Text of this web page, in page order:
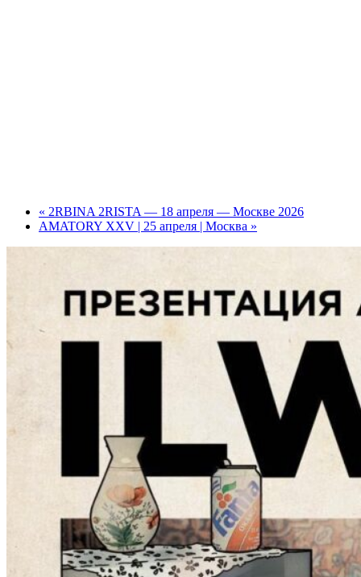
« 2RBINA 2RISTA — 18 апреля — Москве 2026
­AMATORY XXV | 25 апреля | Москва »